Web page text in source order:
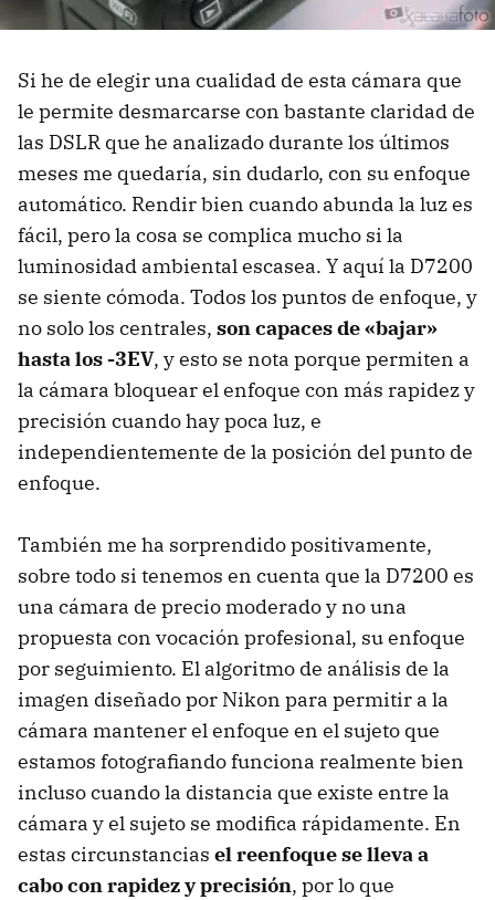
Si he de elegir una cualidad de esta cámara que
le permite desmarcarse con bastante claridad de
las DSLR que he analizado durante los últimos
meses me quedaría, sin dudarlo, con su enfoque
automático. Rendir bien cuando abunda la luz es
fácil, pero la cosa se complica mucho si la
luminosidad ambiental escasea. Y aquí la D7200
se siente cómoda. Todos los puntos de enfoque, y
no solo los centrales, son capaces de «bajar»
hasta los -3EV, y esto se nota porque permiten a
la cámara bloquear el enfoque con más rapidez y
precisión cuando hay poca luz, e
independientemente de la posición del punto de
enfoque.
También me ha sorprendido positivamente,
sobre todo si tenemos en cuenta que la D7200 es
una cámara de precio moderado y no una
propuesta con vocación profesional, su enfoque
por seguimiento. El algoritmo de análisis de la
imagen diseñado por Nikon para permitir a la
cámara mantener el enfoque en el sujeto que
estamos fotografiando funciona realmente bien
incluso cuando la distancia que existe entre la
cámara y el sujeto se modifica rápidamente. En
estas circunstancias el reenfoque se lleva a
cabo con rapidez y precisión, por lo que